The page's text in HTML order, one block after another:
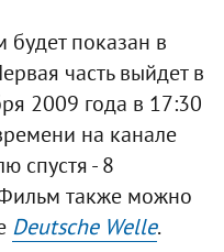
показан в
часть выйдет в
2009 года в 17:30
на канале
спустя - 8
также можно
Deutsche Welle.